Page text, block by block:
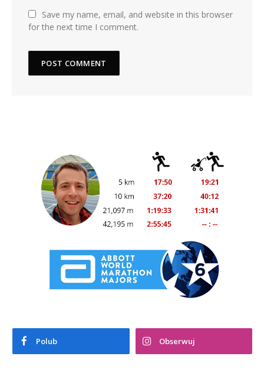
Save my name, email, and website in this browser
for the next time I comment.
Polub Obserwuj